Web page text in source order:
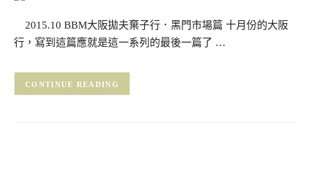
2015.10 BBM大阪拋夫棄子行．黑門市場篇 十月份的大阪
行，寫到這篇應就是這一系列的最後一篇了 …
CONTINUE READING